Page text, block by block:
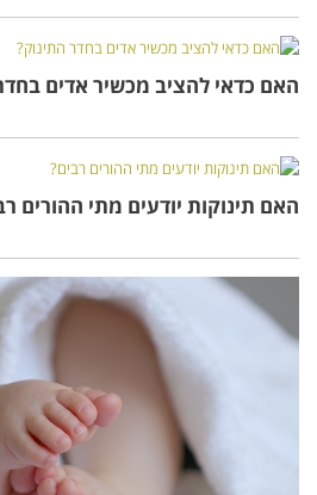
האם כדאי להציב מכשיר אדים
האם תינוקות יודעים מתי ההורים